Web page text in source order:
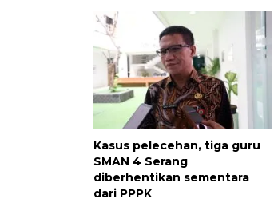
Kasus pelecehan, tiga guru
SMAN 4 Serang
diberhentikan sementara
dari PPPK